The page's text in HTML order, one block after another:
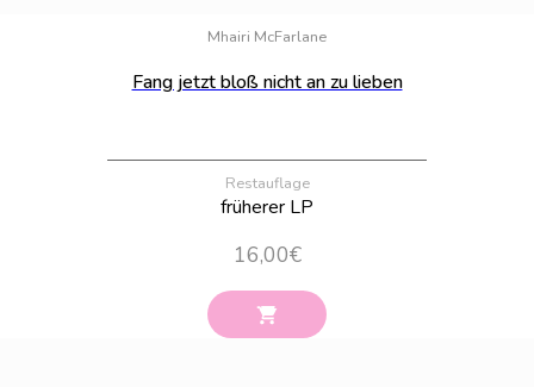
Mhairi McFarlane
Fang jetzt bloß nicht an zu lieben
Restauflage
früherer LP
16,00€